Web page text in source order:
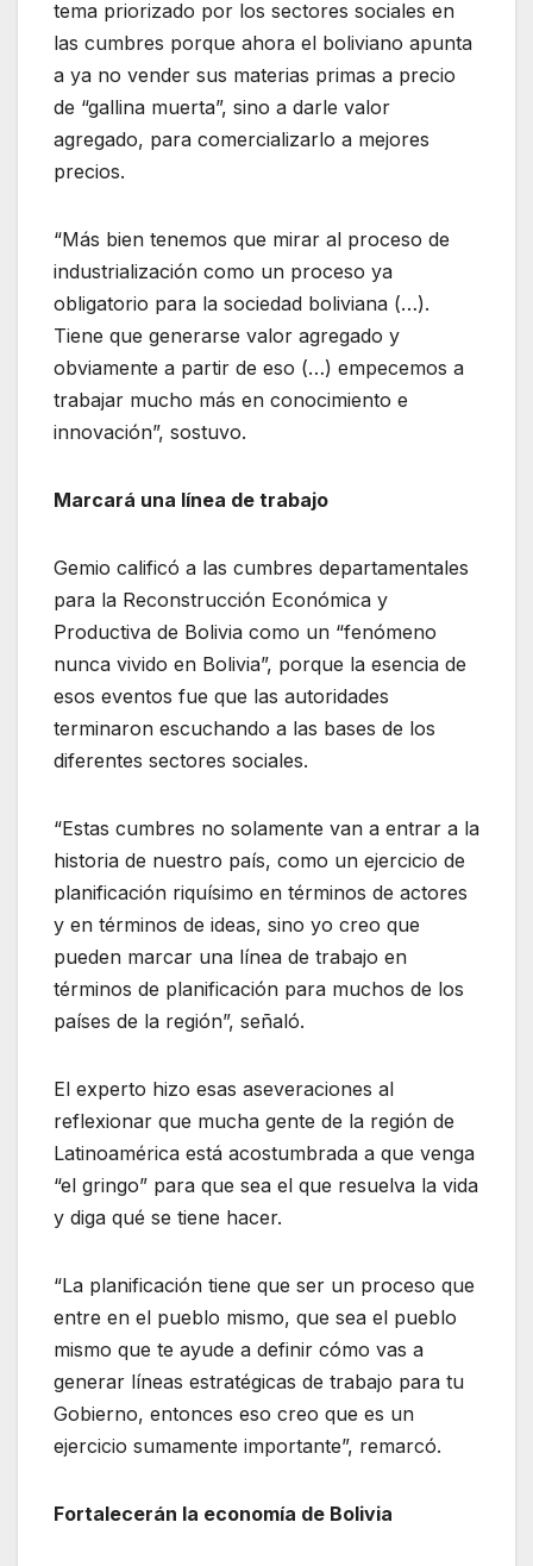
tema priorizado por los sectores sociales en
las cumbres porque ahora el boliviano apunta
a ya no vender sus materias primas a precio
de “gallina muerta”, sino a darle valor
agregado, para comercializarlo a mejores
precios.
“Más bien tenemos que mirar al proceso de
industrialización como un proceso ya
obligatorio para la sociedad boliviana (…).
Tiene que generarse valor agregado y
obviamente a partir de eso (…) empecemos a
trabajar mucho más en conocimiento e
innovación”, sostuvo.
Marcará una línea de trabajo
Gemio calificó a las cumbres departamentales
para la Reconstrucción Económica y
Productiva de Bolivia como un “fenómeno
nunca vivido en Bolivia”, porque la esencia de
esos eventos fue que las autoridades
terminaron escuchando a las bases de los
diferentes sectores sociales.
“Estas cumbres no solamente van a entrar a la
historia de nuestro país, como un ejercicio de
planificación riquísimo en términos de actores
y en términos de ideas, sino yo creo que
pueden marcar una línea de trabajo en
términos de planificación para muchos de los
países de la región”, señaló.
El experto hizo esas aseveraciones al
reflexionar que mucha gente de la región de
Latinoamérica está acostumbrada a que venga
“el gringo” para que sea el que resuelva la vida
y diga qué se tiene hacer.
“La planificación tiene que ser un proceso que
entre en el pueblo mismo, que sea el pueblo
mismo que te ayude a definir cómo vas a
generar líneas estratégicas de trabajo para tu
Gobierno, entonces eso creo que es un
ejercicio sumamente importante”, remarcó.
Fortalecerán la economía de Bolivia